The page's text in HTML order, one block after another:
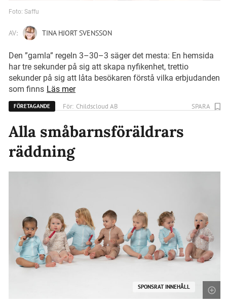
Foto: Saffu
AV: TINA HJORT SVENSSON
Den ”gamla” regeln 3–30–3 säger det mesta: En hemsida
har tre sekunder på sig att skapa nyfikenhet, trettio
sekunder på sig att låta besökaren förstå vilka erbjudanden
som finns Läs mer
FÖRETAGANDE För: Childscloud AB SPARA
Alla småbarnsföräldrars
räddning
SPONSRAT INNEHÅLL